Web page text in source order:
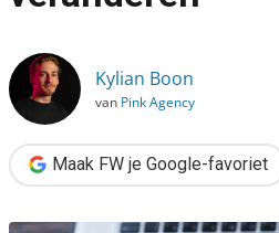
TikTok SEO uitgelegd: 6 inzichten
Kylian Boon
van Pink Agency
Maak FW je Google-favoriet